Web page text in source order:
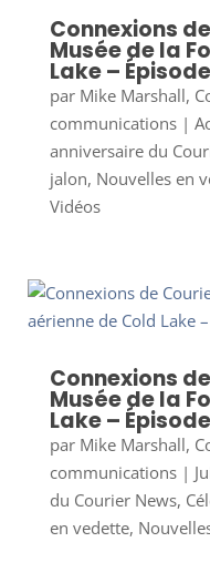
Connexions
Musée de la
Lake –
par Mike Marshall,
communications|
anniversaire du
jalon, Nouvelles en
Vidéos
Connexions
Musée de la
Lake –
par Mike Marshall,
communications|
du Courier News,
en vedette,